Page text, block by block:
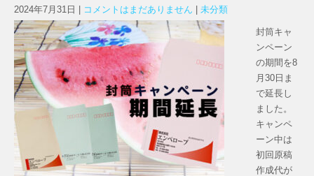
2024年7月31日 コメントはまだありません 未分類
封筒キャ
ンペーン
の期間を8
月30日ま
で延長し
ました。
キャンペ
ーン中は
初回原稿
作成代が